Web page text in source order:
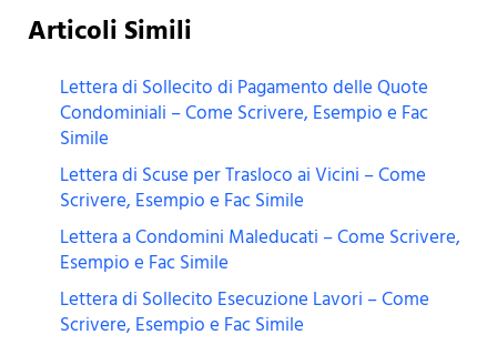
Articoli Simili
Lettera di Sollecito di Pagamento delle Quote
Condominiali – Come Scrivere, Esempio e Fac
Simile
Lettera di Scuse per Trasloco ai Vicini – Come
Scrivere, Esempio e Fac Simile
Lettera a Condomini Maleducati – Come Scrivere,
Esempio e Fac Simile
Lettera di Sollecito Esecuzione Lavori – Come
Scrivere, Esempio e Fac Simile